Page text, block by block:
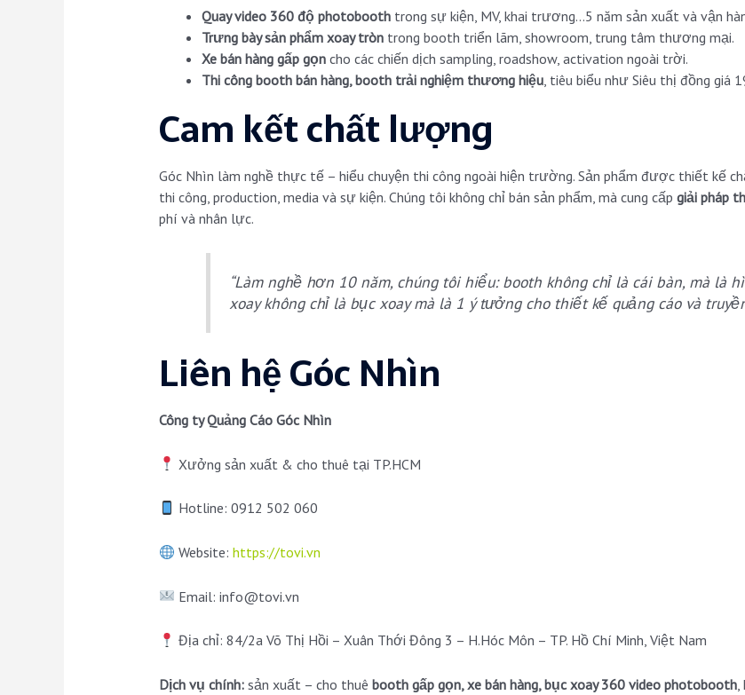
Quay video 360 độ photoboothtrong sự kiện, MV, khai trương…5 năm sản xuất và vận
Trưng bày sản phẩm xoay tròntrong booth triển lãm, showroom, trung tâm thương mại.
Xe bán hàng gấp gọncho các chiến dịch sampling, roadshow, activation ngoài trời.
Thi công booth bán hàng, booth trải nghiệm thương hiệu, tiêu biểu như Siêu thị đồng giá
Cam kết chất lượng
Góc Nhìn làm nghề thực tế – hiểu chuyện thi công ngoài hiện trường. Sản phẩm được thiết kế
thi công, production, media và sự kiện. Chúng tôi không chỉ bán sản phẩm, mà cung cấp giải pháp
phí và nhân lực.
“Làm nghề hơn 10 năm, chúng tôi hiểu: booth không chỉ là cái bàn, mà là
xoay không chỉ là bục xoay mà là 1 ý tưởng cho thiết kế quảng cáo và
Liên hệ Góc Nhìn
Công ty Quảng Cáo Góc Nhìn
Xưởng sản xuất & cho thuê tại TP.HCM
Hotline: 0912 502 060
Website: https://tovi.vn
Email: info@tovi.vn
Địa chỉ: 84/2a Võ Thị Hồi – Xuân Thới Đông 3 – H.Hóc Môn – TP. Hồ Chí Minh, Việt Nam
Dịch vụ chính:sản xuất – cho thuê booth gấp gọn, xe bán hàng, bục xoay 360 video photobooth,